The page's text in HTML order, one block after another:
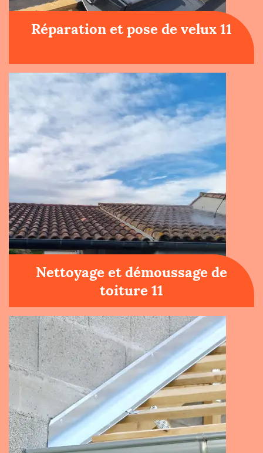
Réparation et pose de velux 11
Nettoyage et démoussage de
toiture 11